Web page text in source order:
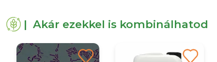
| Akár ezekkel is kombinálhatod